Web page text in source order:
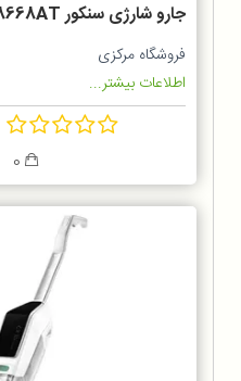
جارو شارژی سنکور SVC 8668AT
فروشگاه مرکزی
اطلاعات بیشتر...